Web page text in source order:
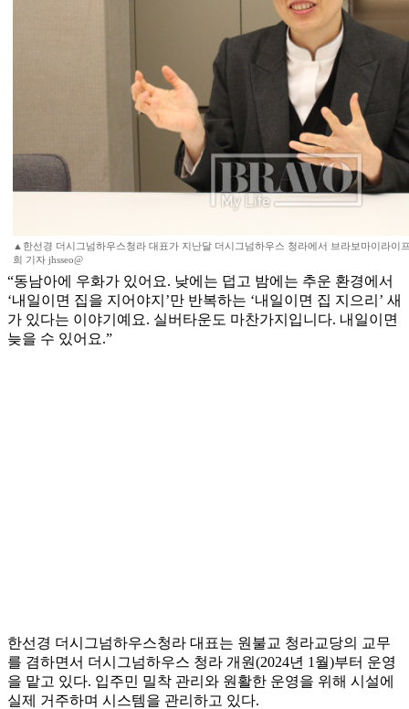
▲한선경 더시그넘하우스청라 대표가 지난달 더시그넘하우스 청라에서 브라보마이라이
희 기자 jhsseo@
“동남아에 우화가 있어요. 낮에는 덥고 밤에는 추운 환경에서
‘내일이면 집을 지어야지’만 반복하는 ‘내일이면 집 지으리’ 새
가 있다는 이야기예요. 실버타운도 마찬가지입니다. 내일이면
늦을 수 있어요.”
한선경 더시그넘하우스청라 대표는 원불교 청라교당의 교무
를 겸하면서 더시그넘하우스 청라 개원(2024년 1월)부터 운영
을 맡고 있다. 입주민 밀착 관리와 원활한 운영을 위해 시설에
실제 거주하며 시스템을 관리하고 있다.